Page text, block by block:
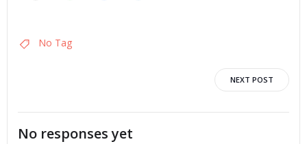
No Tag
Artikkelien
selaus
NEXT POST
No responses yet